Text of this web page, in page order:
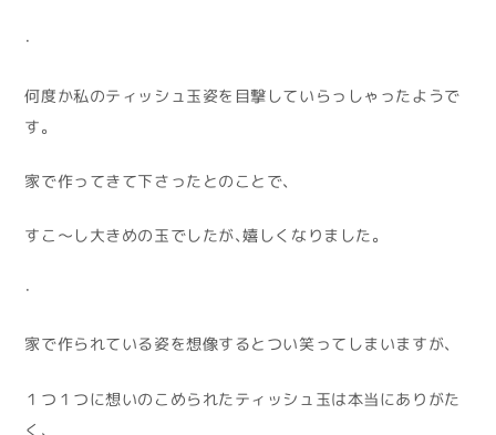
・
何度か私のティッシュ玉姿を目撃していらっしゃったようで
す。
家で作ってきて下さったとのことで、
すこ～し大きめの玉でしたが、嬉しくなりました。
・
家で作られている姿を想像するとつい笑ってしまいますが、
１つ１つに想いのこめられたティッシュ玉は本当にありがた
く、